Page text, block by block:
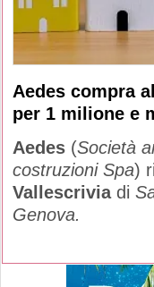
Aedes compra
per 1 milione e
Aedes (Società
costruzioni Spa)
Vallescriviadi
Genova.